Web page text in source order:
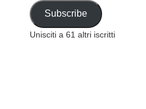
Address
Subscribe
Unisciti a 61 altri iscritti